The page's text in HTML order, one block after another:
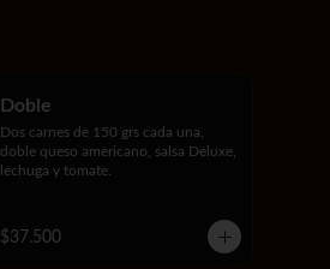
Doble
Dos carnes de 150 grs cada una,
doble queso americano, salsa Deluxe,
lechuga y tomate.
$37.500